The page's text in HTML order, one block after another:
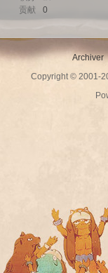
贡献 0
Archiver
Copyright © 2001-